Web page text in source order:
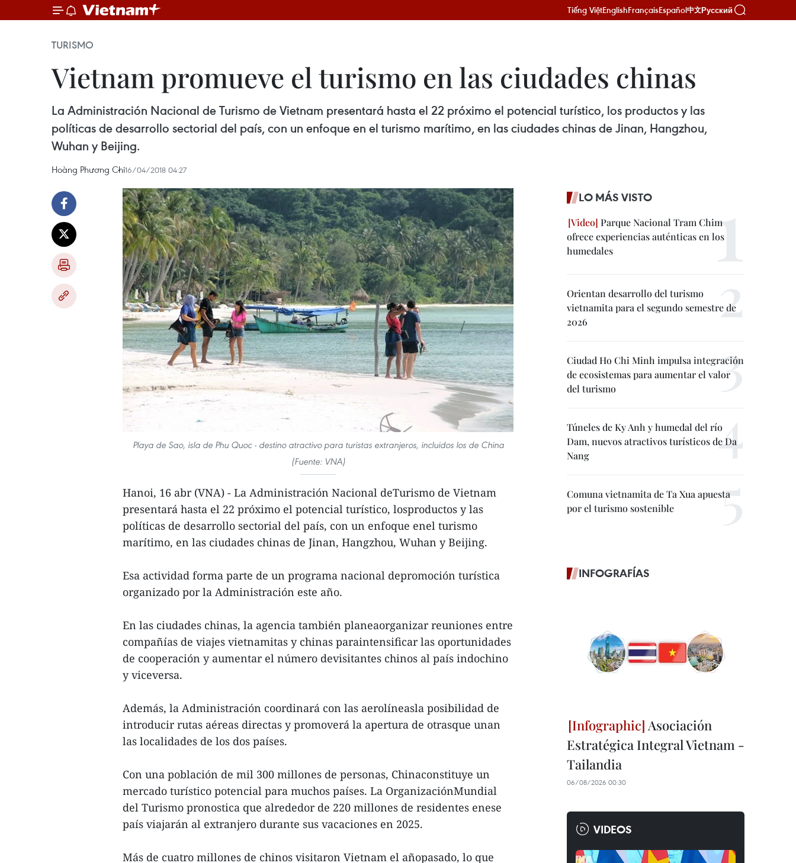
Tiếng ViệtEnglishFrançaisEspañol中文Русский
TURISMO
Vietnam promueve el turismo en las ciudades chinas
La Administración Nacional de Turismo de Vietnam presentará hasta el 22 próximo el potencial turístico, los productos y las
políticas de desarrollo sectorial del país, con un enfoque en el turismo marítimo, en las ciudades chinas de Jinan, Hangzhou,
Wuhan y Beijing.
Hoàng Phương Chi16/04/2018 04:27
Playa de Sao, isla de Phu Quoc - destino atractivo para turistas extranjeros, incluidos los de China
(Fuente: VNA)
Hanoi, 16 abr (VNA) - La Administración Nacional deTurismo de Vietnam
presentará hasta el 22 próximo el potencial turístico, losproductos y las
políticas de desarrollo sectorial del país, con un enfoque enel turismo
marítimo, en las ciudades chinas de Jinan, Hangzhou, Wuhan y Beijing.
Esa actividad forma parte de un programa nacional depromoción turística
organizado por la Administración este año.
En las ciudades chinas, la agencia también planeaorganizar reuniones entre
compañías de viajes vietnamitas y chinas paraintensificar las oportunidades
de cooperación y aumentar el número devisitantes chinos al país indochino
y viceversa.
Además, la Administración coordinará con las aerolíneasla posibilidad de
introducir rutas aéreas directas y promoverá la apertura de otrasque unan
las localidades de los dos países.
Con una población de mil 300 millones de personas, Chinaconstituye un
mercado turístico potencial para muchos países. La OrganizaciónMundial
del Turismo pronostica que alrededor de 220 millones de residentes enese
país viajarán al extranjero durante sus vacaciones en 2025.
Más de cuatro millones de chinos visitaron Vietnam el añopasado, lo que
LO MÁS VISTO
Parque Nacional Tram Chim
ofrece experiencias auténticas en los
humedales
Orientan desarrollo del turismo
vietnamita para el segundo semestre de
2026
Ciudad Ho Chi Minh impulsa integración
de ecosistemas para aumentar el valor
del turismo
Túneles de Ky Anh y humedal del río
Dam, nuevos atractivos turísticos de Da
Nang
Comuna vietnamita de Ta Xua apuesta
por el turismo sostenible
INFOGRAFÍAS
Asociación
Estratégica Integral Vietnam -
Tailandia
06/08/2026 00:30
VIDEOS